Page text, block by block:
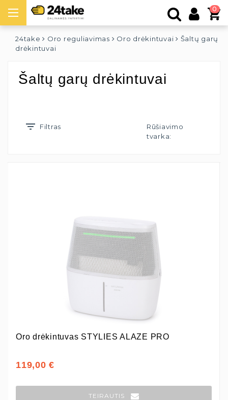
0
24take Oro reguliavimas Oro drėkintuvai
Šaltų garų
drėkintuvai
Šaltų garų drėkintuvai
Filtras
Rūšiavimo
tvarka:
Oro drėkintuvas STYLIES ALAZE PRO
119,00 €
TEIRAUTIS